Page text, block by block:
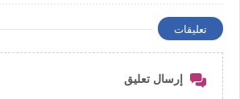
تعليقات
إرسال تعليق